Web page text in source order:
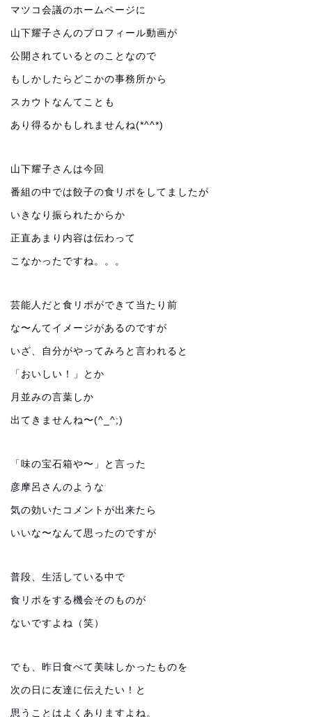
マツコ会議のホームページに
山下耀子さんのプロフィール動画が
公開されているとのことなので
もしかしたらどこかの事務所から
スカウトなんてことも
あり得るかもしれませんね(*^^*)
山下耀子さんは今回
番組の中では餃子の食リポをしてましたが
いきなり振られたからか
正直あまり内容は伝わって
こなかったですね。。。
芸能人だと食リポができて当たり前
な〜んてイメージがあるのですが
いざ、自分がやってみろと言われると
「おいしい！」とか
月並みの言葉しか
出てきませんね〜(^_^;)
「味の宝石箱や〜」と言った
彦摩呂さんのような
気の効いたコメントが出来たら
いいな〜なんて思ったのですが
普段、生活している中で
食リポをする機会そのものが
ないですよね（笑）
でも、昨日食べて美味しかったものを
次の日に友達に伝えたい！と
思うことはよくありますよね。